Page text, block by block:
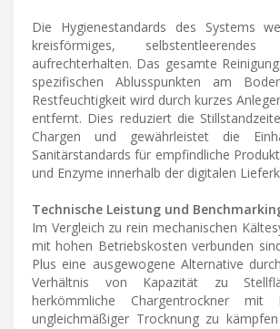
Die Hygienestandards des Systems
kreisförmiges, selbstentleerendes
aufrechterhalten. Das gesamte
spezifischen Ablusspunkten am
Restfeuchtigkeit wird durch kurzes
entfernt. Dies reduziert die
Chargen und gewährleistet die
Sanitärstandards für empfindliche
und Enzyme innerhalb der digitalen
Technische Leistung und
Im Vergleich zu rein mechanischen
mit hohen Betriebskosten verbunden
Plus eine ausgewogene Alternative
Verhältnis von Kapazität zu
herkömmliche Chargentrockner mit
ungleichmäßiger Trocknung zu